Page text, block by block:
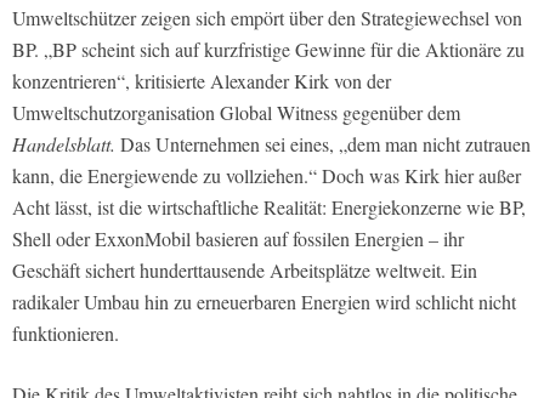
Umweltschützer zeigen sich empört über den Strategiewechsel von
BP. „BP scheint sich auf kurzfristige Gewinne für die Aktionäre zu
konzentrieren“, kritisierte Alexander Kirk von der
Umweltschutzorganisation Global Witness gegenüber dem
Handelsblatt. Das Unternehmen sei eines, „dem man nicht zutrauen
kann, die Energiewende zu vollziehen.“ Doch was Kirk hier außer
Acht lässt, ist die wirtschaftliche Realität: Energiekonzerne wie BP,
Shell oder ExxonMobil basieren auf fossilen Energien – ihr
Geschäft sichert hunderttausende Arbeitsplätze weltweit. Ein
radikaler Umbau hin zu erneuerbaren Energien wird schlicht nicht
funktionieren.